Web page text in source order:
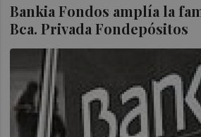
Bankia Fondos amplía la
Bca. Privada Fondepósitos